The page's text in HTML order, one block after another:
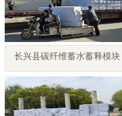
长兴县碳纤维蓄水蓄释模块